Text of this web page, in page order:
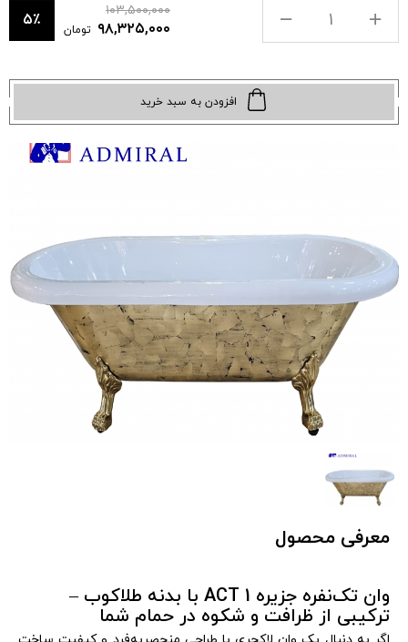
۱۰۳,۵۰۰,۰۰۰
۹۸,۳۲۵,۰۰۰ تومان ۵٪
افزودن به سبد خرید
معرفی محصول
وان تک‌نفره جزیره 1 ACT با بدنه طلاکوب –
ترکیبی از ظرافت و شکوه در حمام شما